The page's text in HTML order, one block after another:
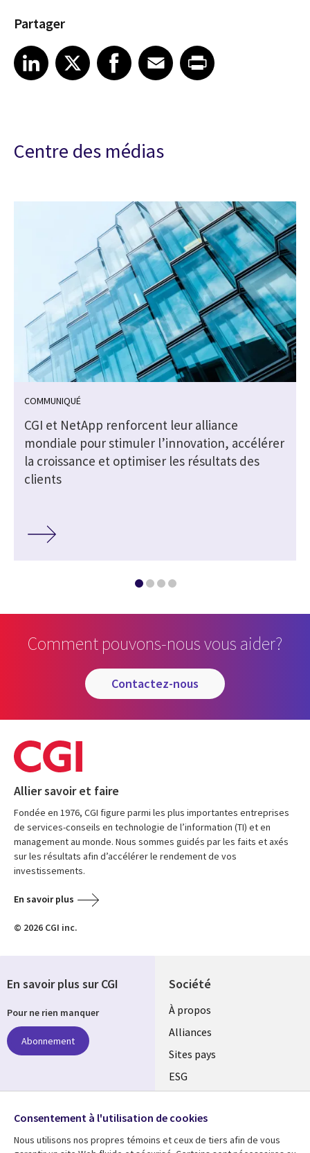
Partager
Share on LinkedIn
LinkedIn
Share on X Share on FacebookFacebook
Share on EmailEmailShare on Print
Centre des médias
COMMUNIQUÉ
CGI et NetApp renforcent leur alliance
mondiale pour stimuler l’innovation, accélérer
la croissance et optimiser les résultats des
clients
Comment pouvons-nous vous aider?
contactez-nous
Allier savoir et faire
Fondée en 1976, CGI figure parmi les plus importantes entreprises
de services-conseils en technologie de l’information (TI) et en
management au monde. Nous sommes guidés par les faits et axés
sur les résultats afin d’accélérer le rendement de vos
investissements.
En savoir plus
© 2026 CGI inc.
Société
À propos
Alliances
Sites pays
ESG
Fusions
Salle de presse
En savoir plus sur CGI
Pour ne rien manquer
Abonnement
Suivez-nous
Social
Consentement à l'utilisation de cookies
Nous utilisons nos propres témoins et ceux de tiers afin de vous